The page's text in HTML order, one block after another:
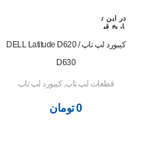
در این ت
اریخ قب
شده اس
ت
کیبورد لپ تاپ DELL Latitude D620 /
D630
قطعات لپ تاپ,کیبورد لپ تاپ
0 تومان